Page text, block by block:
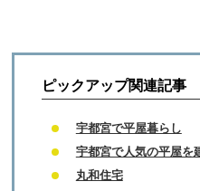
ピックアップ関連記事
宇都宮で平屋暮らし
宇都宮で人気の平屋を
丸和住宅